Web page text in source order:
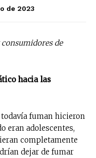
de 2023
de
hacia las
fuman hicieron
eran adolescentes,
completamente
dejar de fumar